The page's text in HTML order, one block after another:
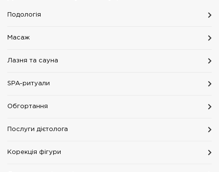
Подологія
Масаж
Лазня та сауна
SPA-ритуали
Обгортання
Послуги дієтолога
Корекція фігури